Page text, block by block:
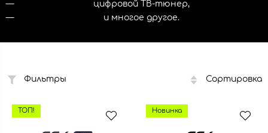
цифровой ТВ-тюнер,
и многое другое.
Фильтры Сортировка
ТОП! Новинка